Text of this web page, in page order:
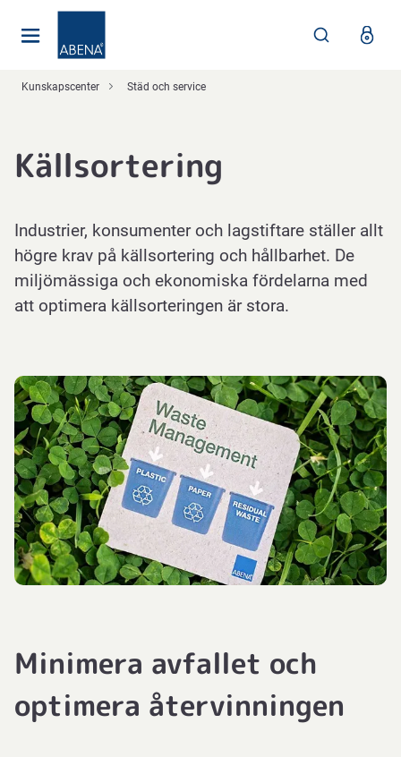
Kunskapscenter Städ och service
Källsortering
Industrier, konsumenter och lagstiftare ställer allt
högre krav på källsortering och hållbarhet. De
miljömässiga och ekonomiska fördelarna med
att optimera källsorteringen är stora.
Minimera avfallet och
optimera återvinningen